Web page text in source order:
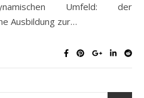
Umfeld: der
Ausbildung zur…